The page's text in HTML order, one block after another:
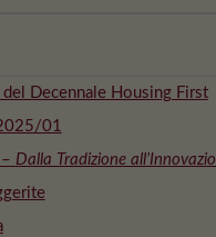
Decennale Housing First
01
Dalla Tradizione